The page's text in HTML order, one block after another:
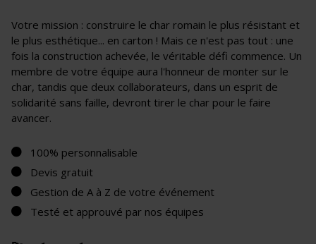
Votre mission : construire le char romain le plus résistant et
le plus esthétique... en carton ! Mais ce n'est pas tout : une
fois la construction achevée, le véritable défi commence. Un
membre de votre équipe aura l'honneur de monter sur le
char, tandis que deux collaborateurs, dans un esprit de
solidarité sans faille, devront tirer le char pour le faire
avancer.
100% personnalisable
Devis gratuit
Gestion de A à Z de votre événement
Testé et approuvé par nos équipes